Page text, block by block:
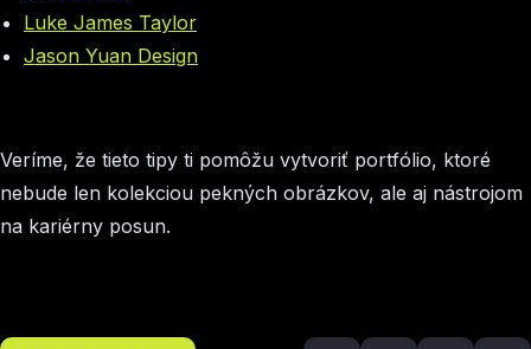
Luke James Taylor
Jason Yuan Design
Veríme, že tieto tipy ti pomôžu vytvoriť portfólio, ktoré
nebude len kolekciou pekných obrázkov, ale aj nástrojom
na kariérny posun.